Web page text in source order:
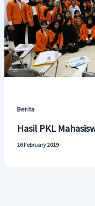
Berita
Hasil PKL
16 February 2019